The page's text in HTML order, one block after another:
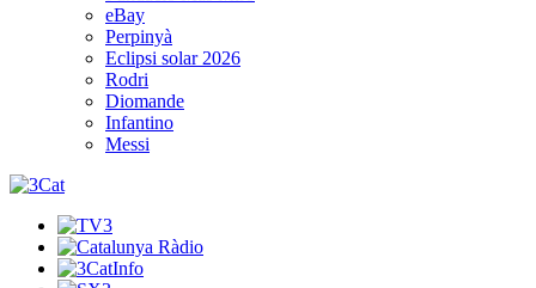
eBay
Perpinyà
Eclipsi solar 2026
Rodri
Diomande
Infantino
Messi